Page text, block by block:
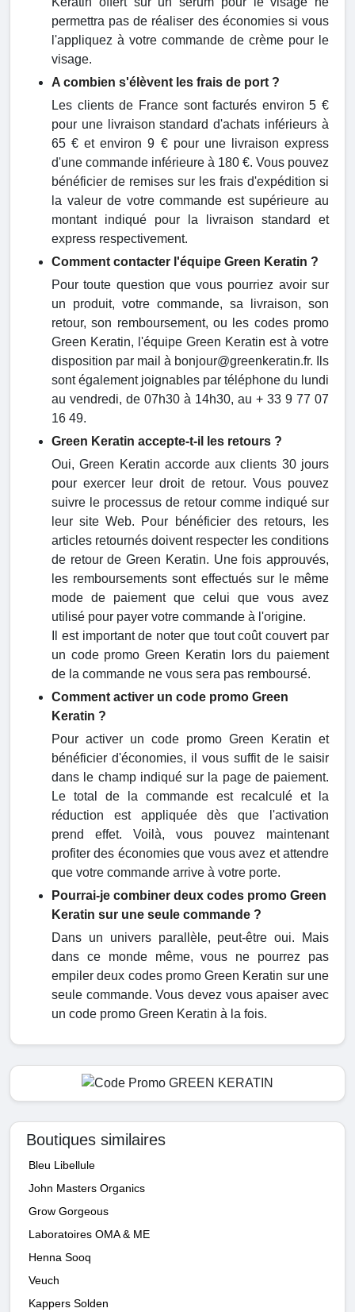
permettra pas de réaliser des économies si vous
l'appliquez à votre commande de crème pour le
visage.
A combien s'élèvent les frais de port ?
Les clients de France sont facturés environ 5 €
pour une livraison standard d'achats inférieurs à
65 € et environ 9 € pour une livraison express
d'une commande inférieure à 180 €. Vous pouvez
bénéficier de remises sur les frais d'expédition si
la valeur de votre commande est supérieure au
montant indiqué pour la livraison standard et
express respectivement.
Comment contacter l'équipe Green Keratin ?
Pour toute question que vous pourriez avoir sur
un produit, votre commande, sa livraison, son
retour, son remboursement, ou les codes promo
Green Keratin, l'équipe Green Keratin est à votre
disposition par mail à bonjour@greenkeratin.fr. Ils
sont également joignables par téléphone du lundi
au vendredi, de 07h30 à 14h30, au + 33 9 77 07
16 49.
Green Keratin accepte-t-il les retours ?
Oui, Green Keratin accorde aux clients 30 jours
pour exercer leur droit de retour. Vous pouvez
suivre le processus de retour comme indiqué sur
leur site Web. Pour bénéficier des retours, les
articles retournés doivent respecter les conditions
de retour de Green Keratin. Une fois approuvés,
les remboursements sont effectués sur le même
mode de paiement que celui que vous avez
utilisé pour payer votre commande à l'origine.
Il est important de noter que tout coût couvert par
un code promo Green Keratin lors du paiement
de la commande ne vous sera pas remboursé.
Comment activer un code promo Green
Keratin ?
Pour activer un code promo Green Keratin et
bénéficier d'économies, il vous suffit de le saisir
dans le champ indiqué sur la page de paiement.
Le total de la commande est recalculé et la
réduction est appliquée dès que l'activation
prend effet. Voilà, vous pouvez maintenant
profiter des économies que vous avez et attendre
que votre commande arrive à votre porte.
Pourrai-je combiner deux codes promo Green
Keratin sur une seule commande ?
Dans un univers parallèle, peut-être oui. Mais
dans ce monde même, vous ne pourrez pas
empiler deux codes promo Green Keratin sur une
seule commande. Vous devez vous apaiser avec
un code promo Green Keratin à la fois.
Boutiques similaires
Bleu Libellule
John Masters Organics
Grow Gorgeous
Laboratoires OMA & ME
Henna Sooq
Veuch
Kappers Solden